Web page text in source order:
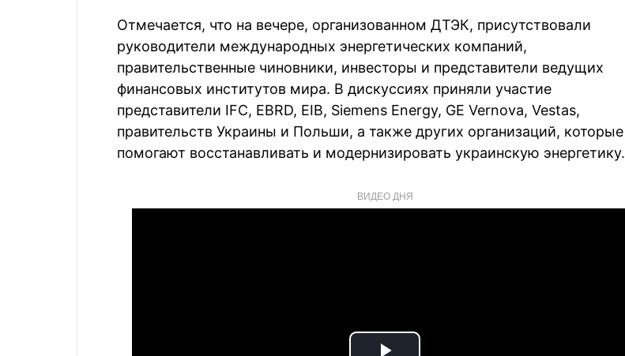
Отмечается, что на вечере, организованном ДТЭК, присутствовали
руководители международных энергетических компаний,
правительственные чиновники, инвесторы и представители ведущих
финансовых институтов мира. В дискуссиях приняли участие
представители IFC, EBRD, EIB, Siemens Energy, GE Vernova, Vestas,
правительств Украины и Польши, а также других организаций, которые
помогают восстанавливать и модернизировать украинскую энергетику.
ВИДЕО ДНЯ